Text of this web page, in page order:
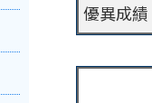
優異成績